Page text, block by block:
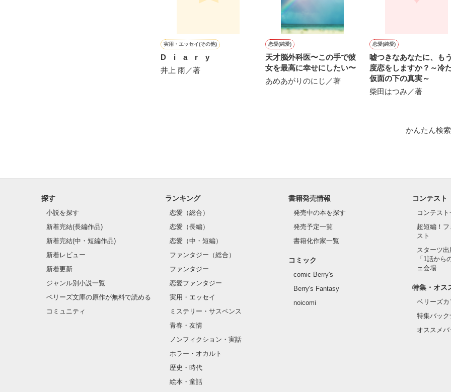
作品を読む
実用・エッセイ(その他)
D i a r y
井上 雨／著
恋愛(純愛)
天才脳外科医〜この手で彼
女を最高に幸せにしたい〜
あめあがりのにじ／著
恋愛(純愛)
嘘つきなあなたに、も
度恋をしますか？～冷
仮面の下の真実～
柴田はつみ／著
かんたん検
探す
小説を探す
新着完結(長編作品)
新着完結(中・短編作品)
新着レビュー
新着更新
ジャンル別小説一覧
ベリーズ文庫の原作が無料で読める
コミュニティ
ランキング
恋愛（総合）
恋愛（長編）
恋愛（中・短編）
ファンタジー（総合）
ファンタジー
恋愛ファンタジー
実用・エッセイ
ミステリー・サスペンス
青春・友情
ノンフィクション・実話
ホラー・オカルト
歴史・時代
絵本・童話
書籍発売情報
発売中の本を探す
発売予定一覧
書籍化作家一覧
コミック
comic Berry's
Berry's Fantasy
noicomi
コンテスト
コンテスト
超短編！
スト
スターツ
「1話から
ェ会場
特集・オス
ベリーズ
特集バック
オススメ